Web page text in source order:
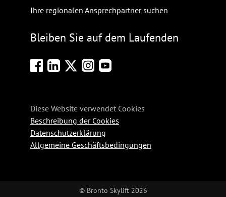
Ihre regionalen Ansprechpartner suchen
Bleiben Sie auf dem Laufenden
Diese Website verwendet Cookies
Beschreibung der Cookies
Datenschutzerklärung
Allgemeine Geschäftsbedingungen
© Bronto Skylift 2026